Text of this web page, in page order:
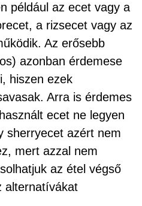
például az ecet vagy a
a rizsecet vagy az
Az erősebb
azonban érdemese
hiszen ezek
Arra is érdemes
ecet ne legyen
sherryecet azért nem
mert azzal nem
az étel végső
alternatívákat